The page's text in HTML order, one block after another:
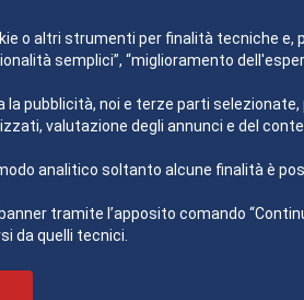
o altri strumenti per finalità tecniche
semplici”, “miglioramento
la pubblicità, noi e terze parti
valutazione degli annunci e del
analitico soltanto alcune finalità è
tramite l’apposito comando
da quelli tecnici.